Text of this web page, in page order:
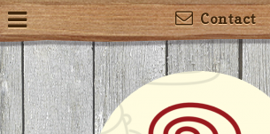
Contact